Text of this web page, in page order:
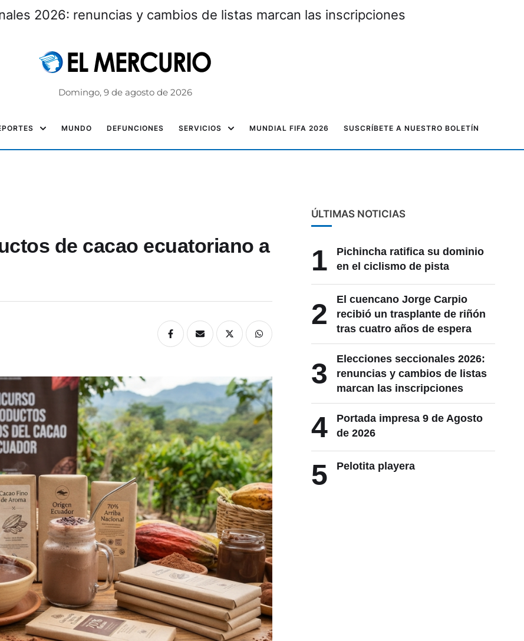
un trasplante de riñón tras cuatro años de espera
Domingo, 9 de agosto de 2026
MUNDO DEFUNCIONES SERVICIOS MUNDIAL FIFA 2026 SUSCRÍBETE A NUESTRO BOLETÍN
de cacao ecuatoriano a
ÚLTIMAS NOTICIAS
1
Pichincha ratifica su dominio
en el ciclismo de pista
2
El cuencano Jorge Carpio
recibió un trasplante de riñón
tras cuatro años de espera
3
Elecciones seccionales 2026:
renuncias y cambios de listas
marcan las inscripciones
4
Portada impresa 9 de Agosto
de 2026
5 Pelotita playera